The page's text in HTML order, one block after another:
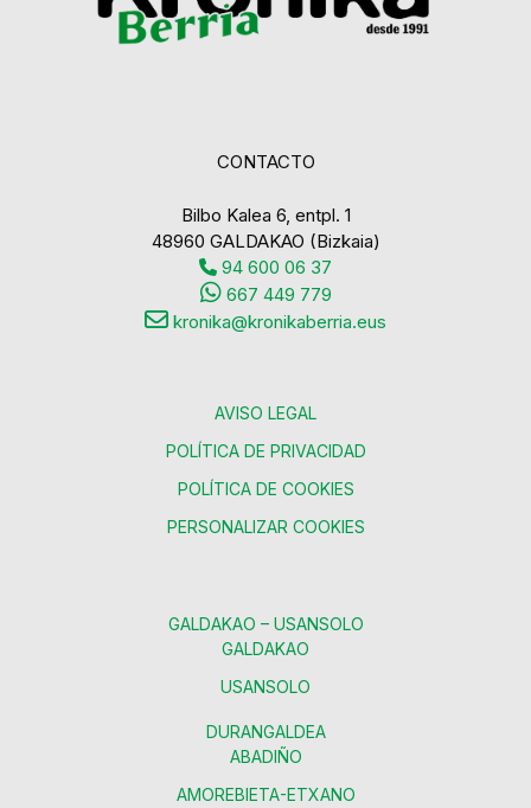
CONTACTO
Bilbo Kalea 6, entpl. 1
48960 GALDAKAO (Bizkaia)
94 600 06 37
667 449 779
kronika@kronikaberria.eus
AVISO LEGAL
POLÍTICA DE PRIVACIDAD
POLÍTICA DE COOKIES
PERSONALIZAR COOKIES
GALDAKAO – USANSOLO
GALDAKAO
USANSOLO
DURANGALDEA
ABADIÑO
AMOREBIETA-ETXANO